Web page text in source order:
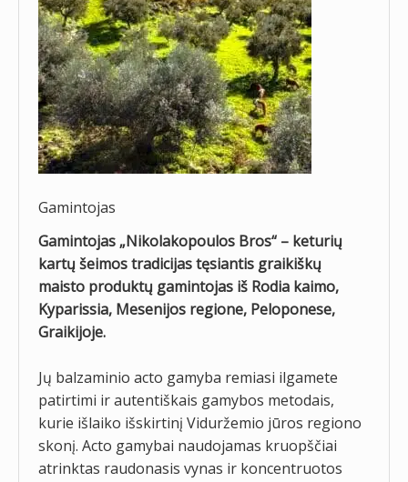
Gamintojas
Gamintojas „Nikolakopoulos Bros“ – keturių
kartų šeimos tradicijas tęsiantis graikiškų
maisto produktų gamintojas iš Rodia kaimo,
Kyparissia, Mesenijos regione, Peloponese,
Graikijoje.
Jų balzaminio acto gamyba remiasi ilgamete
patirtimi ir autentiškais gamybos metodais,
kurie išlaiko išskirtinį Viduržemio jūros regiono
skonį. Acto gamybai naudojamas kruopščiai
atrinktas raudonasis vynas ir koncentruotos